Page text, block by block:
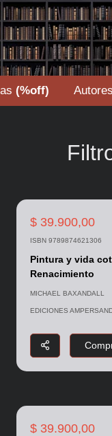
(%off) Autores
$ 39.900,00
ISBN 9789874621306
Pintura y vida
Renacimiento
MICHAEL BAXANDALL
EDICIONES
$ 39.900,00